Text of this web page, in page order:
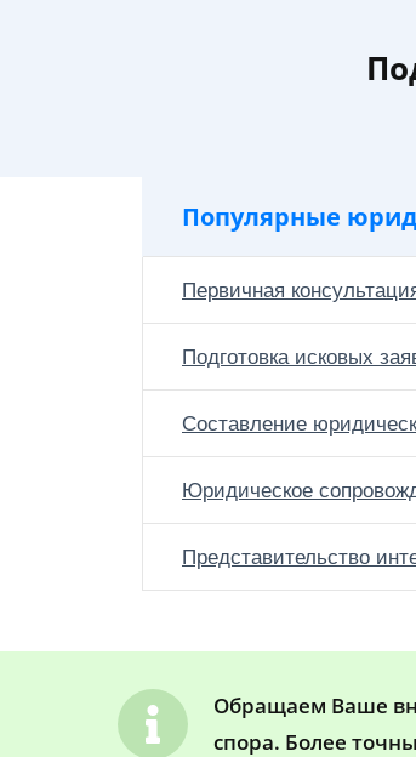
Популярные
Первичная
Подготовка исковых
Составление
Юридическое
Представительство
Обращаем Ваше
спора. Более